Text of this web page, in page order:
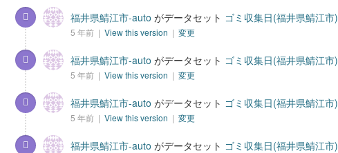
福井県鯖江市-auto がデータセット ゴミ収集日(福井県鯖江市)
5 年前 | View this version | 変更
福井県鯖江市-auto がデータセット ゴミ収集日(福井県鯖江市)
5 年前 | View this version | 変更
福井県鯖江市-auto がデータセット ゴミ収集日(福井県鯖江市)
5 年前 | View this version | 変更
福井県鯖江市-auto がデータセット ゴミ収集日(福井県鯖江市)